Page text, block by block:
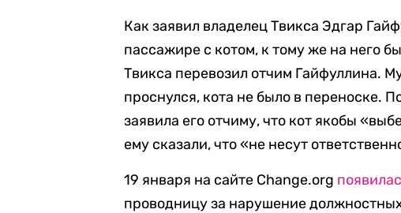
Как заявил владелец Твикса Эдгар
пассажире с котом, к тому же на него
Твикса перевозил отчим Гайфуллина.
проснулся, кота не было в переноске.
заявила его отчиму, что кот якобы
ему сказали, что «не несут
19 января на сайте Change.org
проводницу за нарушение